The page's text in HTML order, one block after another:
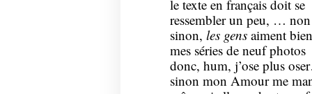
le texte en français doit se
ressembler un peu, …
sinon, les gensaiment bien
mes séries de neuf photos
donc, hum, j’ose plus
sinon mon Amour me